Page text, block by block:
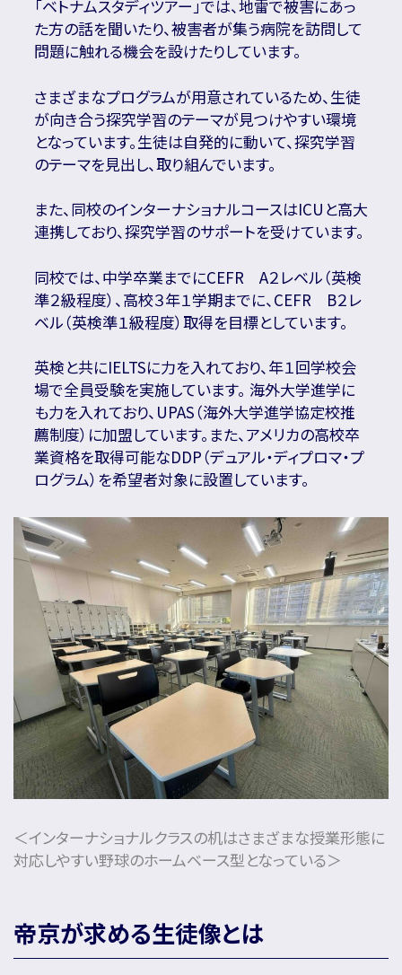
「ベトナムスタディツアー」では、地雷で被害にあっ
た方の話を聞いたり、被害者が集う病院を訪問して
問題に触れる機会を設けたりしています。
さまざまなプログラムが用意されているため、生徒
が向き合う探究学習のテーマが見つけやすい環境
となっています。生徒は自発的に動いて、探究学習
のテーマを見出し、取り組んでいます。
また、同校のインターナショナルコースはICUと高大
連携しており、探究学習のサポートを受けています。
同校では、中学卒業までにCEFR A２レベル（英検
準２級程度）、高校３年１学期までに、CEFR B２レ
ベル（英検準１級程度）取得を目標としています。
英検と共にIELTSに力を入れており、年１回学校会
場で全員受験を実施しています。 海外大学進学に
も力を入れており、UPAS（海外大学進学協定校推
薦制度）に加盟しています。また、アメリカの高校卒
業資格を取得可能なDDP（デュアル・ディプロマ・プ
ログラム）を希望者対象に設置しています。
＜インターナショナルクラスの机はさまざまな授業形態に
対応しやすい野球のホームベース型となっている＞
帝京が求める生徒像とは